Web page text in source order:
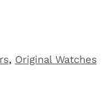
, Original Watches